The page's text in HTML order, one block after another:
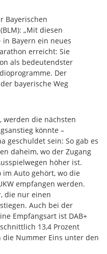
Bayerischen
„Mit diesen
in Bayern ein neues
erreicht: Sie
als bedeutendster
Der
bayerische Weg
werden die nächsten
könnte –
geschuldet sein: So gab es
daheim, wo der Zugang
höher ist.
Auto gehört, wo die
empfangen werden.
die nur einen
Auch bei der
Empfangsart ist DAB+
13,4 Prozent
Nummer Eins unter den